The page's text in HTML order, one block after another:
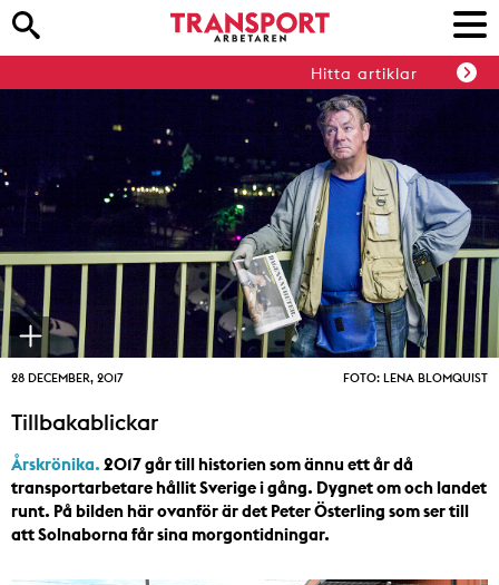
Hitta artiklar
28 DECEMBER, 2017 FOTO: LENA BLOMQUIST
Tillbakablickar
Årskrönika. 2017 går till historien som ännu ett år då
transportarbetare hållit Sverige i gång. Dygnet om och landet
runt. På bilden här ovanför är det Peter Österling som ser till
att Solnaborna får sina morgontidningar.